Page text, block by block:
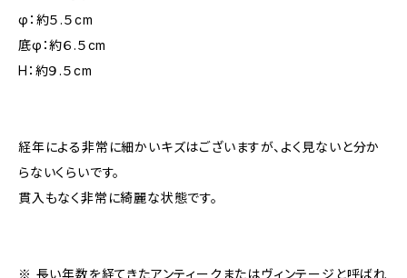
φ：約５.５cm
底φ：約６.５cm
H：約９.５cm
経年による非常に細かいキズはございますが、よく見ないと分か
らないくらいです。
貫入もなく非常に綺麗な状態です。
※ 長い年数を経てきたアンティークまたはヴィンテージと呼ばれ